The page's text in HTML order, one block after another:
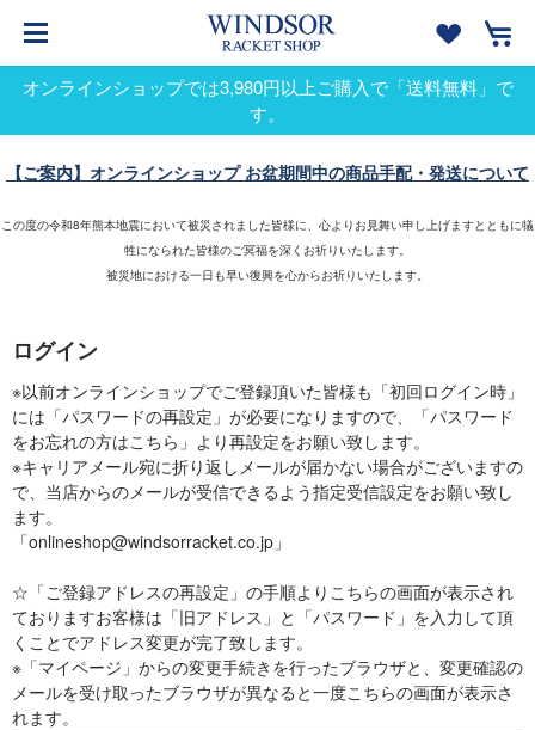
オンラインショップでは3,980円以上ご購入で「送料無料」で
す。
【ご案内】オンラインショップ お盆期間中の商品手配・発送について
この度の令和8年熊本地震において被災されました皆様に、心よりお見舞い申し上げますとともに犠
牲になられた皆様のご冥福を深くお祈りいたします。
被災地における一日も早い復興を心からお祈りいたします。
ログイン
※以前オンラインショップでご登録頂いた皆様も「初回ログイン時」
には「パスワードの再設定」が必要になりますので、「パスワード
をお忘れの方はこちら」より再設定をお願い致します。
※キャリアメール宛に折り返しメールが届かない場合がございますの
で、当店からのメールが受信できるよう指定受信設定をお願い致し
ます。
「onlineshop@windsorracket.co.jp」
☆「ご登録アドレスの再設定」の手順よりこちらの画面が表示され
ておりますお客様は「旧アドレス」と「パスワード」を入力して頂
くことでアドレス変更が完了致します。
※「マイページ」からの変更手続きを行ったブラウザと、変更確認の
メールを受け取ったブラウザが異なると一度こちらの画面が表示さ
れます。